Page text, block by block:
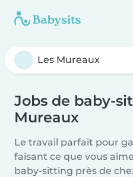
Jobs de baby-
Mureaux
Le travail parfait pour
faisant ce que vous
baby-sitting près de